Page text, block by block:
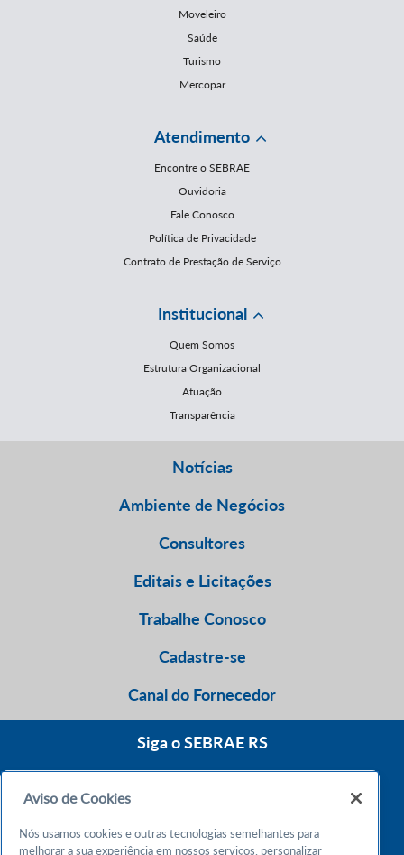
Moveleiro
Saúde
Turismo
Mercopar
Atendimento
Encontre o SEBRAE
Ouvidoria
Fale Conosco
Política de Privacidade
Contrato de Prestação de Serviço
Institucional
Quem Somos
Estrutura Organizacional
Atuação
Transparência
Notícias
Ambiente de Negócios
Consultores
Editais e Licitações
Trabalhe Conosco
Cadastre-se
Canal do Fornecedor
Siga o SEBRAE RS
Atendimento 24h
Aviso de Cookies
Nós usamos cookies e outras tecnologias semelhantes para
melhorar a sua experiência em nossos serviços, personalizar